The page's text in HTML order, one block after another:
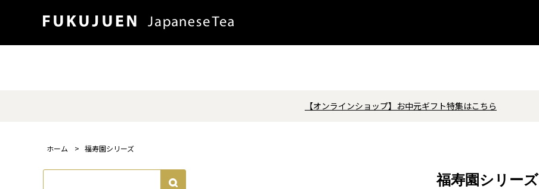
【オンラインショップ】お中元ギフト特集はこちら
ホーム > 福寿園シリーズ
福寿園シリーズ